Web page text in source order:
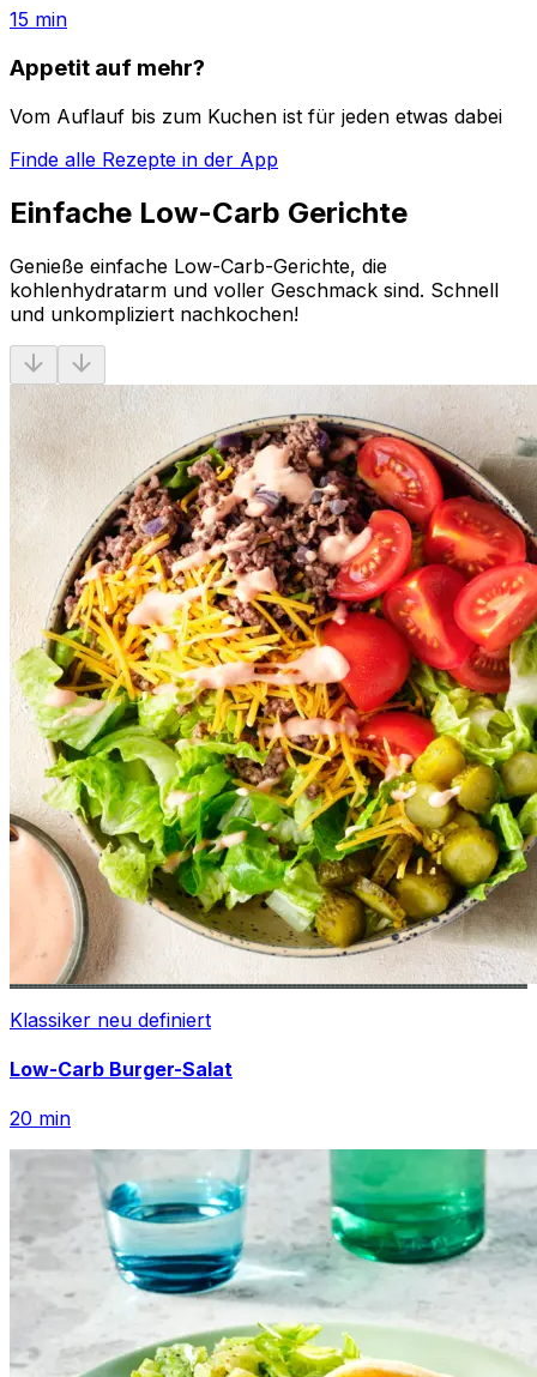
15 min
Appetit auf mehr?
Vom Auflauf bis zum Kuchen ist für jeden etwas dabei
Finde alle Rezepte in der App
Einfache Low-Carb Gerichte
Genieße einfache Low-Carb-Gerichte, die
kohlenhydratarm und voller Geschmack sind. Schnell
und unkompliziert nachkochen!
Klassiker neu definiert
Low-Carb Burger-Salat
20 min